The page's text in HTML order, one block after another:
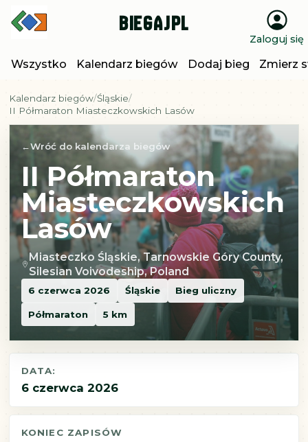
BiegajPL
Zaloguj się
Wszystko Kalendarz biegów Dodaj bieg Zmierz
Kalendarz biegów Śląskie
II Półmaraton Miasteczkowskich Lasów
Wróć do kalendarza biegów
II Półmaraton
Miasteczkowskich
Lasów
Miasteczko Śląskie, Tarnowskie Góry County,
Silesian Voivodeship, Poland
6 czerwca 2026 Śląskie Bieg uliczny
Półmaraton 5 km
DATA:
6 czerwca 2026
KONIEC ZAPISÓW